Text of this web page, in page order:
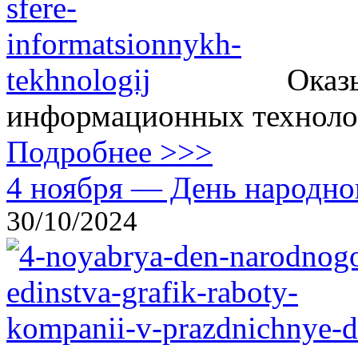
информационных
Подробнее >>>
4 ноября — День
30/10/2024